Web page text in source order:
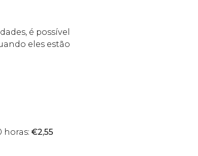
é possível
eles estão
horas: €2,55